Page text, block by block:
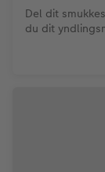
Del dit
du dit